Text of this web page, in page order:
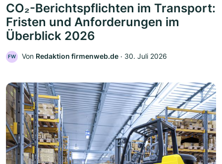
CO₂-Berichtspflichten im Transport:
Fristen und Anforderungen im
Überblick 2026
FW Von Redaktion firmenweb.de ‧ 30. Juli 2026